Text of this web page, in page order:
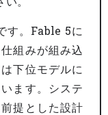
す。Fable 5に
組みが組み込
下位モデルに
ます。システ
提とした設計